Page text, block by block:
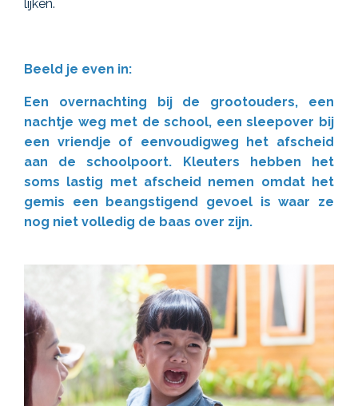
lijken.
Beeld je even in:
Een overnachting bij de grootouders, een
nachtje weg met de school, een sleepover bij
een vriendje of eenvoudigweg het afscheid
aan de schoolpoort. Kleuters hebben het
soms lastig met afscheid nemen omdat het
gemis een beangstigend gevoel is waar ze
nog niet volledig de baas over zijn.